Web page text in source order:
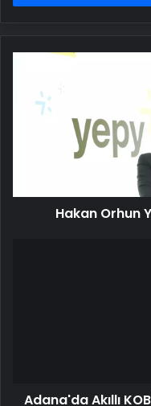
Genel
Hakan Orhun
Adana'da Akıllı